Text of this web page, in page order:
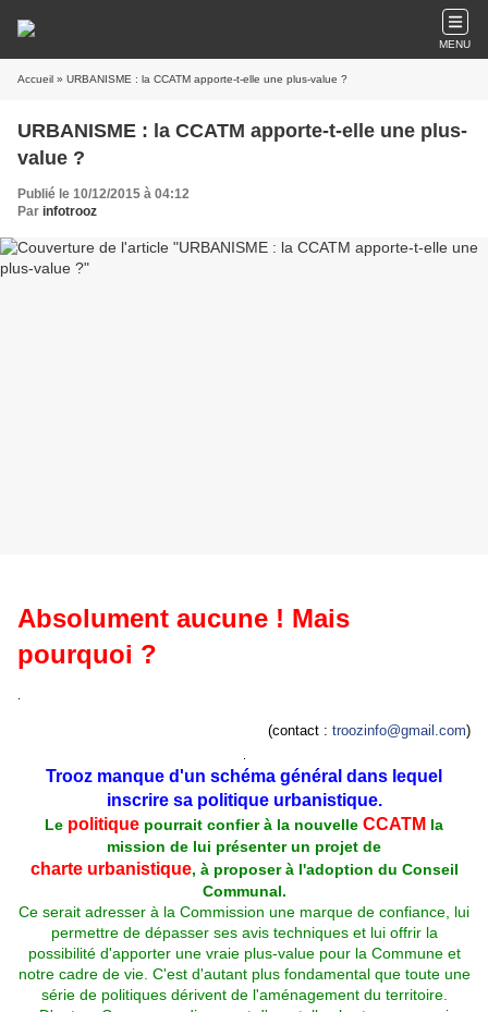
MENU
Accueil » URBANISME : la CCATM apporte-t-elle une plus-value ?
URBANISME : la CCATM apporte-t-elle une plus-
value ?
Publié le 10/12/2015 à 04:12
Par infotrooz
Absolument aucune ! Mais
pourquoi ?
(contact : troozinfo@gmail.com)
Trooz manque d'un schéma général dans lequel
inscrire sa politique urbanistique.
Le politique pourrait confier à la nouvelle CCATM la
mission de lui présenter un projet de
charte urbanistique, à proposer à l'adoption du Conseil
Communal.
Ce serait adresser à la Commission une marque de confiance, lui
permettre de dépasser ses avis techniques et lui offrir la
possibilité d'apporter une vraie plus-value pour la Commune et
notre cadre de vie. C'est d'autant plus fondamental que toute une
série de politiques dérivent de l'aménagement du territoire.